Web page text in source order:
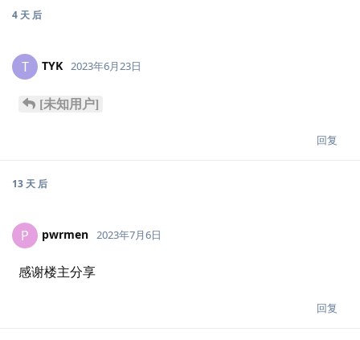
4 天 后
T TYK 2023年6月23日
[未知用户]
回复
13 天 后
P pwrmen 2023年7月6日
感谢楼主分享
回复